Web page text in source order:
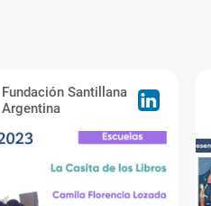
Fundación Santillana
Argentina